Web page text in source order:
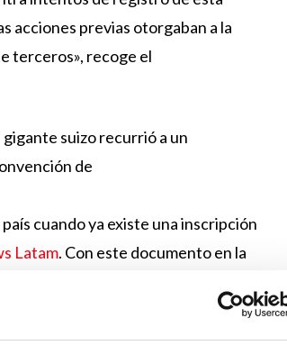
acciones previas otorgaban a la
terceros», recoge el
suizo recurrió a un
de
cuando ya existe una inscripción
Latam. Con este documento en la
sector, «conocía o debía conocer